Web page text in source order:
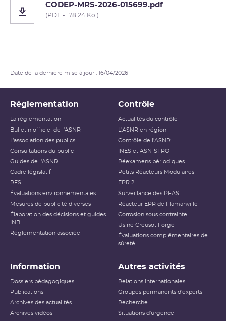
CODEP-MRS-2026-015699.pdf
(PDF - 178.24 Ko )
Date de la dernière mise à jour : 16/04/2026
Réglementation
La réglementation
Bulletin officiel de l'ASNR
L’association des publics
Consultations du public
Guides de l'ASNR
Cadre législatif
RFS
Évaluations environnementales
Mesures de publicité diverses
Élaboration des décisions et guides
INB
Réglementation associée
Contrôle
Actualités du contrôle
L'ASNR en région
Contrôle de l'ASNR
INES et ASN-SFRO
Réexamens périodiques
Petits Réacteurs Modulaires
EPR 2
Surveillance des PFAS
Réacteur EPR de Flamanville
Corrosion sous contrainte
Usine Creusot Forge
Évaluations complémentaires de
sûreté
Information
Dossiers pédagogiques
Publications
Archives des actualités
Archives vidéos
Autres activités
Relations internationales
Groupes permanents d'experts
Recherche
Situations d'urgence